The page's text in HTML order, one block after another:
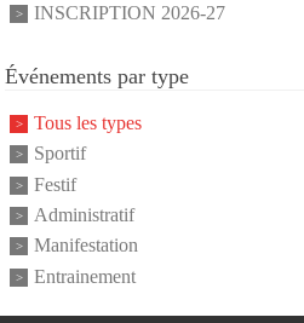
INSCRIPTION 2026-27
Événements par type
Tous les types
Sportif
Festif
Administratif
Manifestation
Entrainement